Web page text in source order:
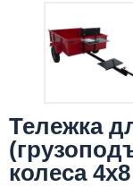
Тележка
колеса 4х8
Я даю
Имя:
Email: